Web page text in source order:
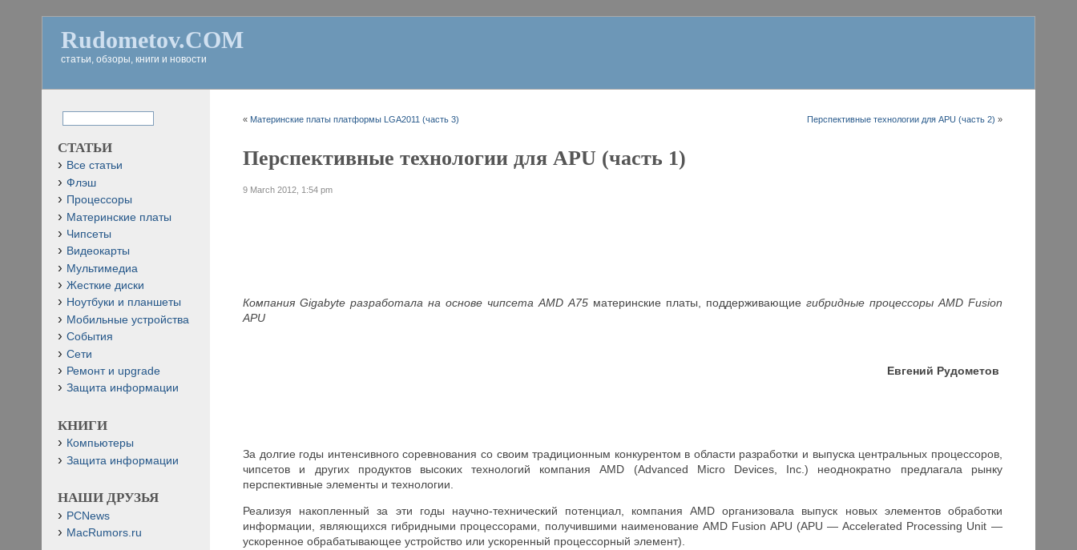
Rudometov.COM
статьи, обзоры, книги и новости
« Материнские платы платформы LGA2011 (часть 3) Перспективные технологии для APU (часть 2) »
Перспективные технологии для APU (часть 1)
9 March 2012, 1:54 pm
КомпанияGigabyteразработала на основе чипсетаAMD A75 материнские платы, поддерживающие гибридные процессоры AMD Fusion
APU
Евгений Рудометов
За долгие годы интенсивного соревнования со своим традиционным конкурентом в области разработки и выпуска центральных процессоров,
чипсетов и других продуктов высоких технологий компания AMD (Advanced Micro Devices, Inc.) неоднократно предлагала рынку
перспективные элементы и технологии.
Реализуя накопленный за эти годы научно-технический потенциал, компания AMD организовала выпуск новых элементов обработки
информации, являющихся гибридными процессорами, получившими наименование AMD Fusion APU (APU — Accelerated Processing Unit —
ускоренное обрабатывающее устройство или ускоренный процессорный элемент).
СТАТЬИ
Все статьи
Флэш
Процессоры
Материнские платы
Чипсеты
Видеокарты
Мультимедиа
Жесткие диски
Ноутбуки и планшеты
Мобильные устройства
События
Сети
Ремонт и upgrade
Защита информации
КНИГИ
Компьютеры
Защита информации
НАШИ ДРУЗЬЯ
PCNews
MacRumors.ru